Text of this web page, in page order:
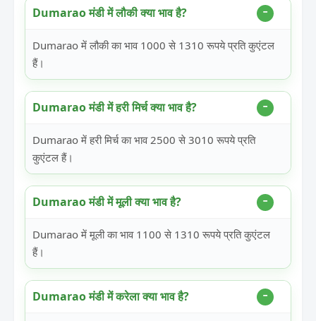
Dumarao मंडी में लौकी क्या भाव है?
Dumarao में लौकी का भाव 1000 से 1310 रूपये प्रति कुएंटल
हैं।
Dumarao मंडी में हरी मिर्च क्या भाव है?
Dumarao में हरी मिर्च का भाव 2500 से 3010 रूपये प्रति
कुएंटल हैं।
Dumarao मंडी में मूली क्या भाव है?
Dumarao में मूली का भाव 1100 से 1310 रूपये प्रति कुएंटल
हैं।
Dumarao मंडी में करेला क्या भाव है?